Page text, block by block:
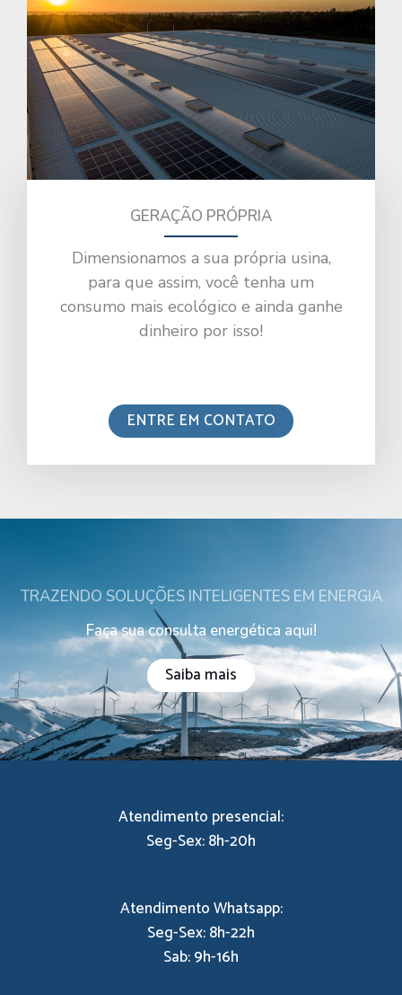
GERAÇÃO PRÓPRIA
Dimensionamos a sua própria usina,
para que assim, você tenha um
consumo mais ecológico e ainda ganhe
dinheiro por isso!
ENTRE EM CONTATO
TRAZENDO SOLUÇÕES INTELIGENTES EM ENERGIA​
Faça sua consulta energética aqui!
Saiba mais
Atendimento presencial:
Seg-Sex: 8h-20h
Atendimento Whatsapp:
Seg-Sex: 8h-22h
Sab: 9h-16h